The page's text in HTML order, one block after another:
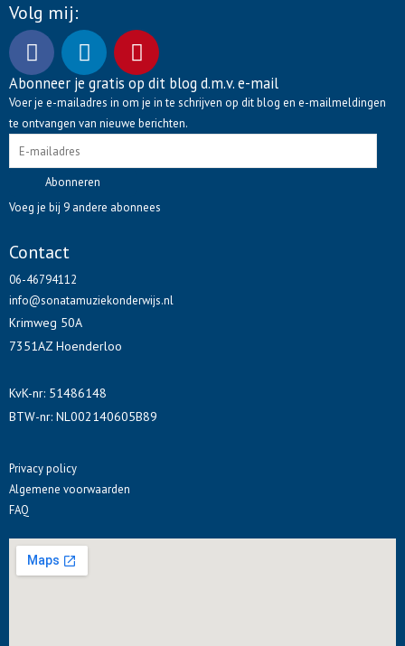
Volg mij:
F
a
c
e
b
o
o
k
L
i
n
k
e
i
n
P
i
n
t
e
e
s
t
Abonneer je gratis op dit blog d.m.v. e-mail
Voer je e-mailadres in om je in te schrijven op dit blog en e-mailmeldingen
te ontvangen van nieuwe berichten.
E-
mailadres
Abonneren
Voeg je bij 9 andere abonnees
Contact
06-46794112
info@sonatamuziekonderwijs.nl
Krimweg 50A
7351AZ Hoenderloo
KvK-nr: 51486148
BTW-nr: NL002140605B89
Privacy policy
Algemene voorwaarden
FAQ